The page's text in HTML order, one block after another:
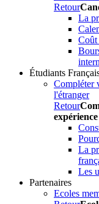
Retour
La
Coût
Étudiants
Compléter
l'étranger
Retour
La
Les
Partenaires
Ecoles